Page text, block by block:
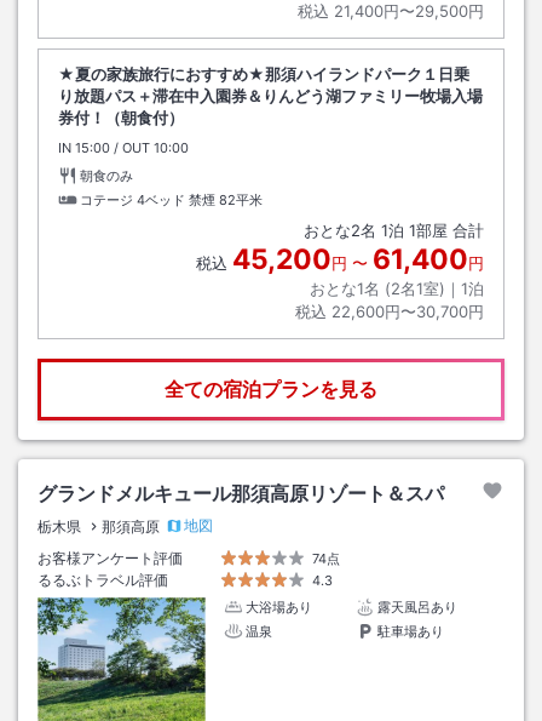
税込 21,400円〜29,500円
★夏の家族旅行におすすめ★那須ハイランドパーク１日乗
り放題パス＋滞在中入園券＆りんどう湖ファミリー牧場入場
券付！（朝食付）
IN チェックイン
15:00 / OUT チェックアウト
10:00
朝食のみ
コテージ 4ベッド 禁煙 82平米
おとな2名 1泊 1部屋 合計
税込 45,200円 〜 61,400円
おとな1名 (2名1室)｜ 1泊
税込 22,600円〜30,700円
全ての宿泊プランを見る
グランドメルキュール那須高原リゾート＆スパ
栃木県 那須高原
地図
お客様アンケート評価
74点
るるぶトラベル評価
4.3
大浴場あり
露天風呂あり
温泉
駐車場あり